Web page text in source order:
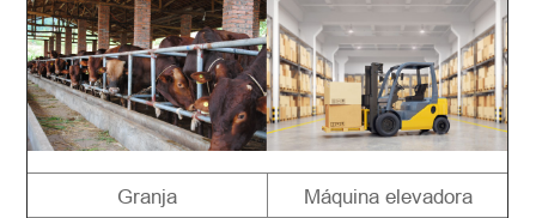
Granja Máquina elevadora